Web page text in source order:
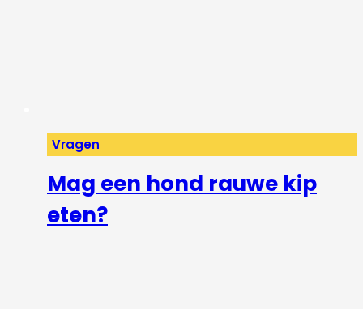
Vragen
Mag een hond rauwe kip
eten?